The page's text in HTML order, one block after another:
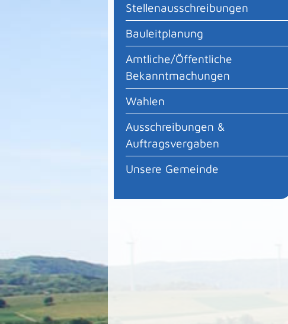
Stellenausschreibungen
Bauleitplanung
Amtliche/Öffentliche
Bekanntmachungen
Wahlen
Ausschreibungen &
Auftragsvergaben
Unsere Gemeinde